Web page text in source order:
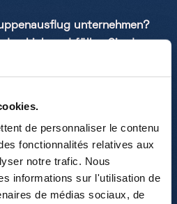
de personnaliser le contenu
fonctionnalités relatives aux
notre trafic. Nous
informations sur l'utilisation de
de médias sociaux, de
unternehmen?
finden Sie auch unsere
Informationen,